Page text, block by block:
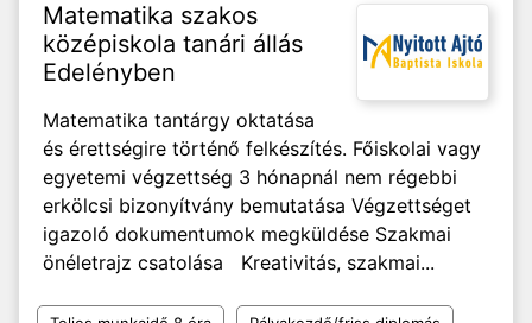
Matematika szakos
középiskola tanári állás
Edelényben
Matematika tantárgy oktatása
és érettségire történő felkészítés. Főiskolai vagy
egyetemi végzettség 3 hónapnál nem régebbi
erkölcsi bizonyítvány bemutatása Végzettséget
igazoló dokumentumok megküldése Szakmai
önéletrajz csatolása Kreativitás, szakmai...